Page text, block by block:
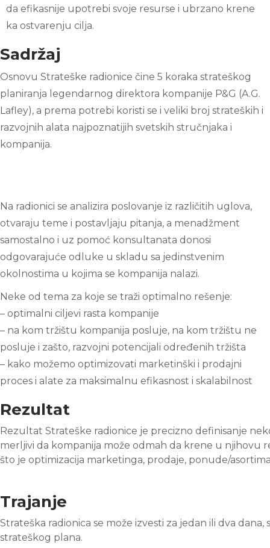
da efikasnije upotrebi svoje resurse i ubrzano krene
ka ostvarenju cilja.
Sadržaj
Osnovu Strateške radionice čine 5 koraka strateškog
planiranja legendarnog direktora kompanije P&G (A.G.
Lafley), a prema potrebi koristi se i veliki broj strateških i
razvojnih alata najpoznatijih svetskih stručnjaka i
kompanija.
Na radionici se analizira poslovanje iz različitih uglova,
otvaraju teme i postavljaju pitanja, a menadžment
samostalno i uz pomoć konsultanata donosi
odgovarajuće odluke u skladu sa jedinstvenim
okolnostima u kojima se kompanija nalazi.
Neke od tema za koje se traži optimalno rešenje:
– optimalni ciljevi rasta kompanije
– na kom tržištu kompanija posluje, na kom tržištu ne
posluje i zašto, razvojni potencijali određenih tržišta
– kako možemo optimizovati marketinški i prodajni
proces i alate za maksimalnu efikasnost i skalabilnost
Rezultat
Rezultat Strateške radionice je precizno definisanje
merljivi da kompanija može odmah da krene u njihovu
što je optimizacija marketinga, prodaje, ponude/
Trajanje
Strateška radionica se može izvesti za jedan ili dva
strateškog plana.